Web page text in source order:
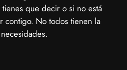
que decir o si no está
contigo. No todos tienen la